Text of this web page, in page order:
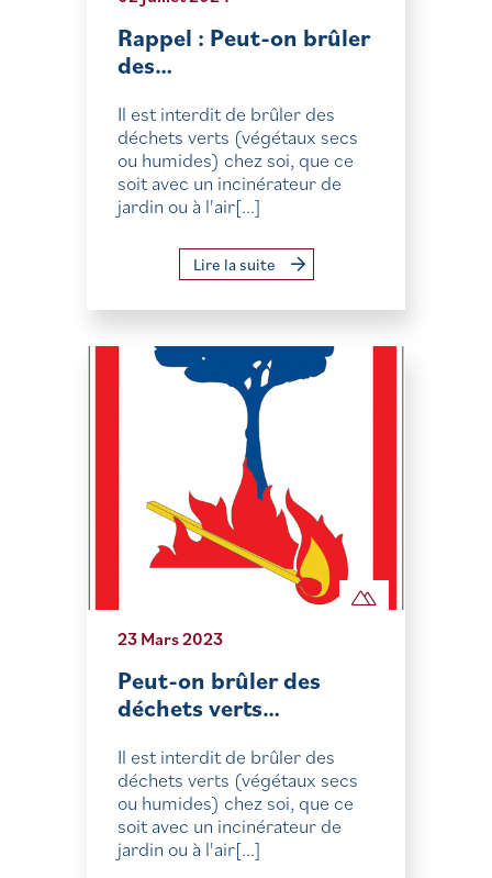
Rappel : Peut-on brûler
des…
Il est interdit de brûler des
déchets verts (végétaux secs
ou humides) chez soi, que ce
soit avec un incinérateur de
jardin ou à l'air[...]
Lire la suite
23 Mars 2023
Peut-on brûler des
déchets verts…
Il est interdit de brûler des
déchets verts (végétaux secs
ou humides) chez soi, que ce
soit avec un incinérateur de
jardin ou à l'air[...]